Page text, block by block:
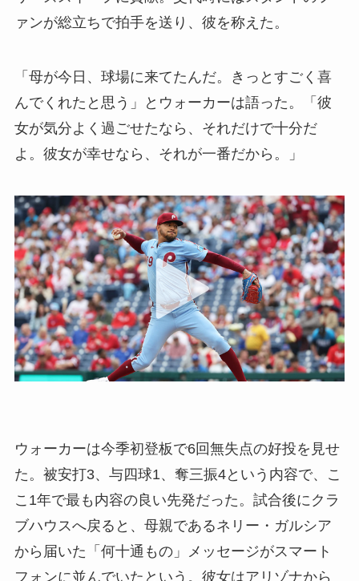
ァンが総立ちで拍手を送り、彼を称えた。
「母が今日、球場に来てたんだ。きっとすごく喜
んでくれたと思う」とウォーカーは語った。「彼
女が気分よく過ごせたなら、それだけで十分だ
よ。彼女が幸せなら、それが一番だから。」
ウォーカーは今季初登板で6回無失点の好投を見せ
た。被安打3、与四球1、奪三振4という内容で、こ
こ1年で最も内容の良い先発だった。試合後にクラ
ブハウスへ戻ると、母親であるネリー・ガルシア
から届いた「何十通もの」メッセージがスマート
フォンに並んでいたという。彼女はアリゾナから